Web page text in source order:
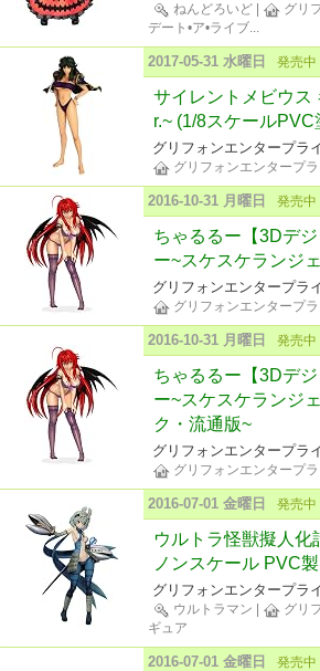
ねんどろいど グリ
デート•ア•ライブ...
2017-05-31 水曜日 発売中
サイレントメビウス
r.~ (1/8スケール
グリフォンエンタープラ
グリフォンエンタープ
2016-10-31 月曜日 発売中
ちゃるるー【3Dデ
ー~スケスケランジ
グリフォンエンタープラ
グリフォンエンタープ
2016-10-31 月曜日 発売中
ちゃるるー【3Dデ
ー~スケスケランジ
ク・流通版~
グリフォンエンタープラ
グリフォンエンタープ
2016-07-01 金曜日 発売中
ウルトラ怪獣擬人化
ノンスケール PVC
グリフォンエンタープラ
ウルトラマン グリ
ギュア
2016-07-01 金曜日 発売中